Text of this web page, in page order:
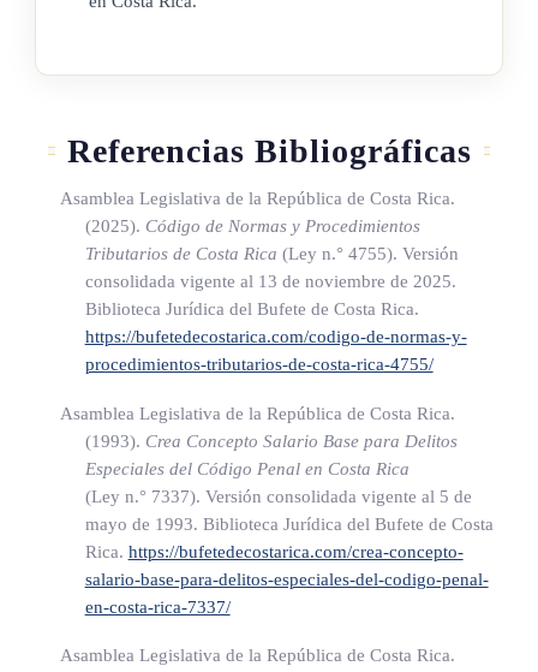
Son atribuciones de la Comisión Coordinadora:
cobertura y fijar los sistemas de trabajo y coordinación que
deberán cumplir las instituciones y organizaciones integradas
Sistema de Emergencias 9-1-1.
b) Coordinar con el Ministerio deEducaciónPública para
que incluya
una unidad anual de aprendizaje sobre el uso y la importancia
Sistema.
c) Propiciar, con los medios de comunicación colectiva, la
Referencias Bibliográficas
Asamblea Legislativa de la República de Costa Rica.
(2025). Código de Normas y Procedimientos
Tributarios de Costa Rica (Ley n.° 4755). Versión
consolidada vigente al 13 de noviembre de 2025.
Biblioteca Jurídica del Bufete de Costa Rica.
https://bufetedecostarica.com/codigo-de-normas-y-
procedimientos-tributarios-de-costa-rica-4755/
Asamblea Legislativa de la República de Costa Rica.
(1993). Crea Concepto Salario Base para Delitos
Especiales del Código Penal en Costa Rica
(Ley n.° 7337). Versión consolidada vigente al 5 de
mayo de 1993. Biblioteca Jurídica del Bufete de Costa
Rica. https://bufetedecostarica.com/crea-concepto-
salario-base-para-delitos-especiales-del-codigo-penal-
en-costa-rica-7337/
Asamblea Legislativa de la República de Costa Rica.